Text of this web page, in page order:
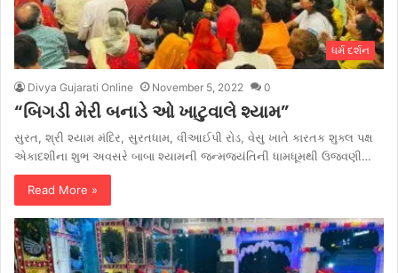
ધર્મ દર્શન
Divya Gujarati Online November 5, 2022 0
“બિગડી મેરી બનાડે ઓ ખાટુવાલે શ્યામ”
સુરત, શ્રી શ્યામ મંદિર, સુરતધામ, વીઆઈપી રોડ, વેસુ ખાતે કારતક શુક્લ પક્ષ
એકાદશીના શુભ અવસરે બાબા શ્યામની જન્મજયંતિની ધામધૂમથી ઉજવણી…
Read More »